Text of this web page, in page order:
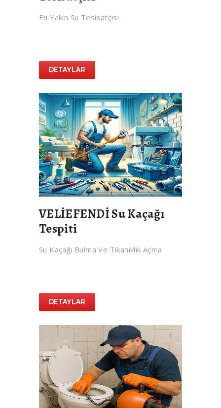
En Yakın Su Tesisatçısı
DETAYLAR
VELİEFENDİ Su Kaçağı
Tespiti
Su Kaçağı Bulma Ve Tıkanıklık Açma
DETAYLAR